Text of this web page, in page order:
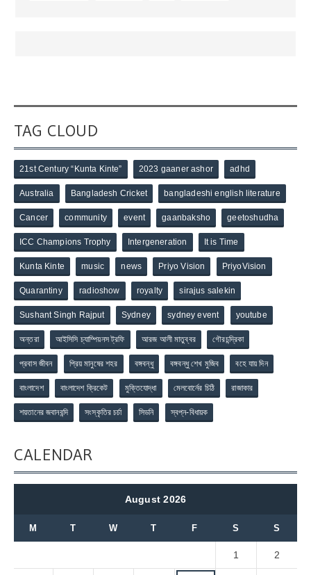
TAG CLOUD
21st Century “Kunta Kinte” 2023 gaaner ashor adhd
Australia Bangladesh Cricket bangladeshi english literature
Cancer community event gaanbaksho geetoshudha
ICC Champions Trophy Intergeneration It is Time
Kunta Kinte music news Priyo Vision PriyoVision
Quarantiny radioshow royalty sirajus salekin
Sushant Singh Rajput Sydney sydney event youtube
অন্তরা আইসিসি চ্যাম্পিয়নস ট্রফি আরজ আলী মাতুব্বর গৌরচন্দ্রিকা
প্রবাস জীবন প্রিয় মানুষের শহর বঙ্গবন্ধু বঙ্গবন্ধু শেখ মুজিব বহে যায় দিন
বাংলাদেশ বাংলাদেশ ক্রিকেট মুক্তিযোদ্ধা মেলবোর্নের চিঠি রাজাকার
শয়তানের জবানবন্দি সংস্কৃতির চর্চা সিডনি স্বপ্ন-বিধায়ক
CALENDAR
August 2026
M T W T F S S
1 2